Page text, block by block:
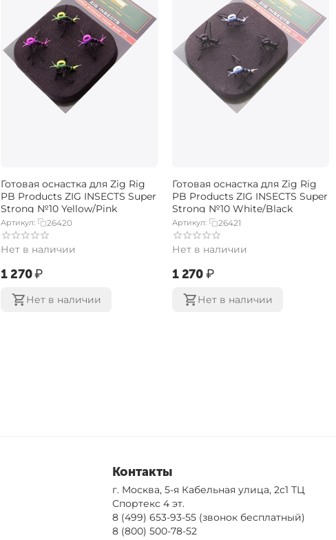
Готовая оснастка для Zig Rig
PB Products ZIG INSECTS Super
Strong №10 Yellow/Pink
Артикул: 26420
Нет в наличии
‍1 270‍₽
Нет в наличии
Готовая оснастка для Zig Rig
PB Products ZIG INSECTS Super
Strong №10 White/Black
Артикул: 26421
Нет в наличии
‍1 270‍₽
Нет в наличии
Контакты
г. Москва, 5-я Кабельная улица, 2с1 ТЦ
Спортекс 4 эт.
8 (499) 653-93-55(звонок бесплатный)
8 (800) 500-78-52